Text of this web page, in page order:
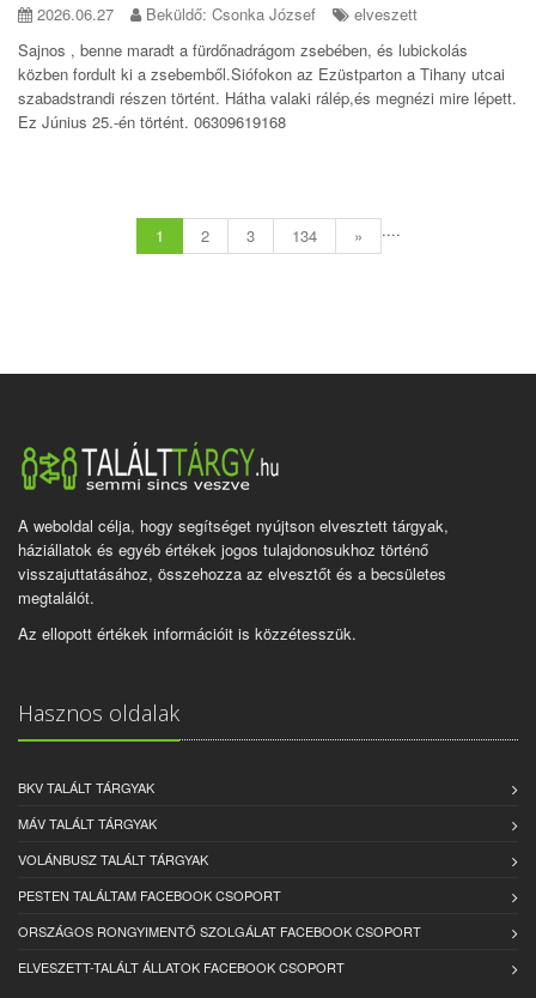
2026.06.27 Beküldő: Csonka József
elveszett
Sajnos , benne maradt a fürdőnadrágom zsebében, és lubickolás
közben fordult ki a zsebemből.Siófokon az Ezüstparton a Tihany utcai
szabadstrandi részen történt. Hátha valaki rálép,és megnézi mire lépett.
Ez Június 25.-én történt. 06309619168
1 2 3 ....
134 »
A weboldal célja, hogy segítséget nyújtson elvesztett tárgyak,
háziállatok és egyéb értékek jogos tulajdonosukhoz történő
visszajuttatásához, összehozza az elvesztőt és a becsületes
megtalálót.
Az ellopott értékek információit is közzétesszük.
Hasznos oldalak
BKV TALÁLT TÁRGYAK
MÁV TALÁLT TÁRGYAK
VOLÁNBUSZ TALÁLT TÁRGYAK
PESTEN TALÁLTAM FACEBOOK CSOPORT
ORSZÁGOS RONGYIMENTŐ SZOLGÁLAT FACEBOOK CSOPORT
ELVESZETT-TALÁLT ÁLLATOK FACEBOOK CSOPORT